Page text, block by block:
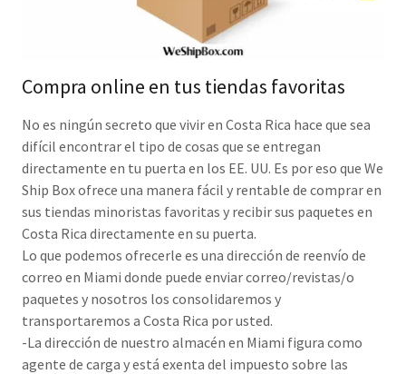
Compra online en tus tiendas favoritas
No es ningún secreto que vivir en Costa Rica hace que sea
difícil encontrar el tipo de cosas que se entregan
directamente en tu puerta en los EE. UU. Es por eso que We
Ship Box ofrece una manera fácil y rentable de comprar en
sus tiendas minoristas favoritas y recibir sus paquetes en
Costa Rica directamente en su puerta.
Lo que podemos ofrecerle es una dirección de reenvío de
correo en Miami donde puede enviar correo/revistas/o
paquetes y nosotros los consolidaremos y
transportaremos a Costa Rica por usted.
-La dirección de nuestro almacén en Miami figura como
agente de carga y está exenta del impuesto sobre las